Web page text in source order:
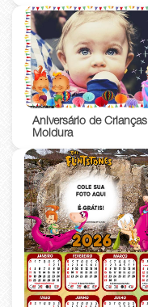
Aniversário de Crianças
Moldura